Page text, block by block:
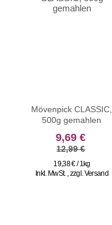
Mövenpick CLASSIC,
500g gemahlen
sonderangebot
9,69 €
12,99 €
19,38 € / 1kg
Inkl. MwSt. ,zzgl.Versand